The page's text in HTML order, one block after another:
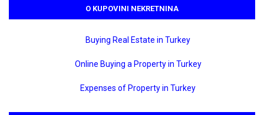
O KUPOVINI NEKRETNINA
Buying Real Estate in Turkey
Online Buying a Property in Turkey
Expenses of Property in Turkey